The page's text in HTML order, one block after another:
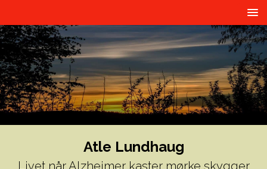
Atle Lundhaug